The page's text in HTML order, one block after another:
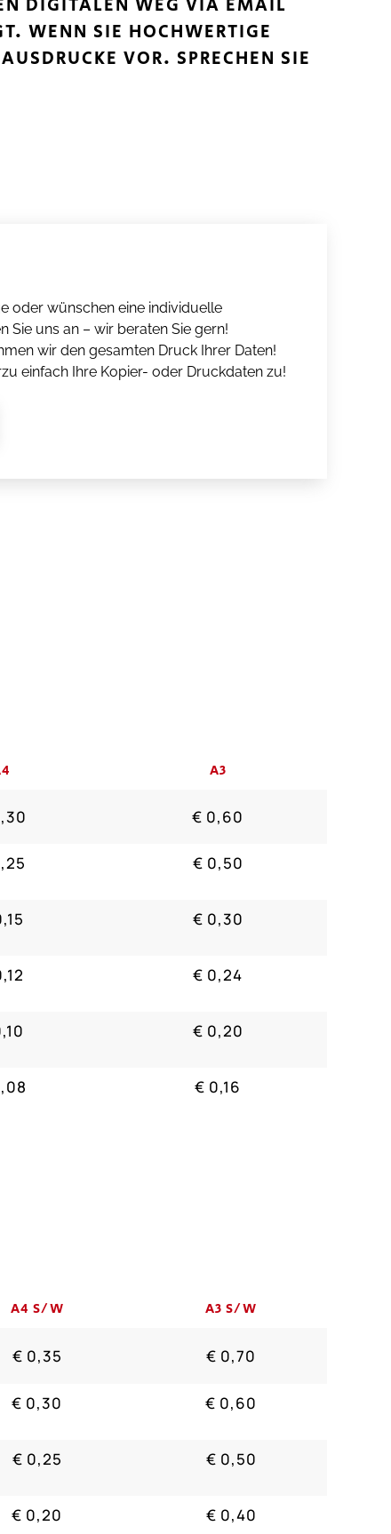
DIGITALEN WEG VIA EMAIL S
WENN SIE HOCHWERTIGE A
VOR. SPRECHEN SIE U
oder wünschen eine individuelle
Sie uns an – wir beraten Sie gern!
wir den gesamten Druck Ihrer Daten!
einfach Ihre Kopier- oder Druckdaten zu!
A3
€ 0,60
€ 0,50
€ 0,30
€ 0,24
€ 0,20
€ 0,16
A4 S/W A3 S/W
€ 0,35 € 0,70
€ 0,30 € 0,60
€ 0,25 € 0,50
€ 0,20 € 0,40